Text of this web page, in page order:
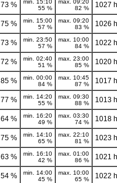
73 %
min. 15:10
55 %
max. 09:20
82 %
1027
75 %
min. 15:00
57 %
max. 09:20
83 %
1026
73 %
min. 23:50
57 %
max. 10:00
84 %
1022
72 %
min. 02:40
51 %
max. 23:00
85 %
1020
85 %
min. 00:00
84 %
max. 10:45
87 %
1017
77 %
min. 14:20
55 %
max. 09:30
88 %
1013
64 %
min. 16:20
49 %
max. 03:30
74 %
1018
75 %
min. 14:10
65 %
max. 22:10
81 %
1023
63 %
min. 16:10
42 %
max. 01:00
86 %
1021
54 %
min. 14:00
45 %
max. 10:00
65 %
1022